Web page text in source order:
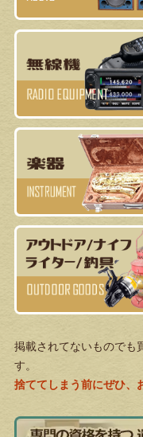
掲載されてないものでも
す。
捨ててしまう前にぜひ、